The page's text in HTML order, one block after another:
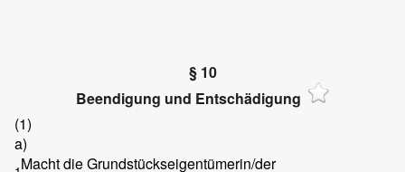
§ 10
Beendigung und Entschädigung
(1)
a)
Macht die Grundstückseigentümerin/der